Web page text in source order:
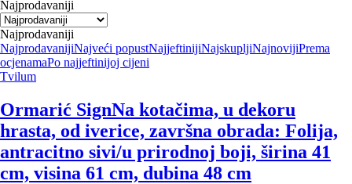
Najprodavaniji
Najprodavaniji
NajprodavanijiNajveći popustNajjeftinijiNajskupljiNajnovijiPrema
ocjenamaPo najjeftinijoj cijeni
Tvilum
Ormarić SignNa kotačima, u dekoru
hrasta, od iverice, završna obrada: Folija,
antracitno sivi/u prirodnoj boji, širina 41
cm, visina 61 cm, dubina 48 cm